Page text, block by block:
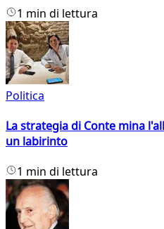
1 min di lettura
Politica
La strategia di Conte mina
un labirinto
1 min di lettura